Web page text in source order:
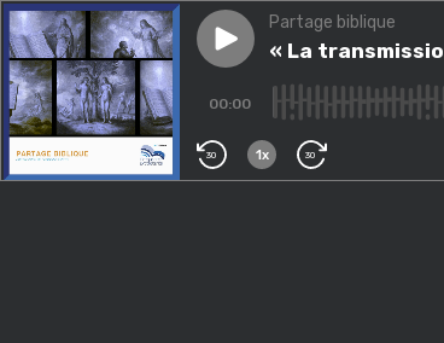
Play episode« La
Partage biblique
« La
00:00
30 1x 30